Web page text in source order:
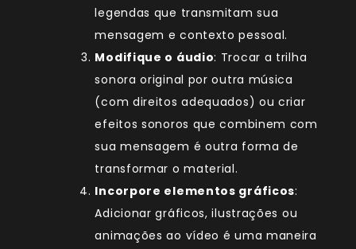
legendas que transmitam sua
mensagem e contexto pessoal.
Modifique o áudio: Trocar a trilha
sonora original por outra música
(com direitos adequados) ou criar
efeitos sonoros que combinem com
sua mensagem é outra forma de
transformar o material.
Incorpore elementos gráficos:
Adicionar gráficos, ilustrações ou
animações ao vídeo é uma maneira